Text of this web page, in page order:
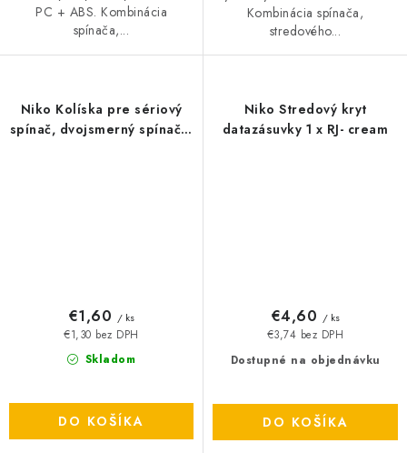
PC + ABS. Kombinácia
spínača,...
Kombinácia spínača,
stredového...
Niko Kolíska pre sériový
spínač, dvojsmerný spínač +
Skladom
€1,30 bez DPH
€1,60 / ks
DO KOŠÍKA
Niko Stredový kryt
datazásuvky 1 x RJ- cream
Dostupné na objednávku
€3,74 bez DPH
€4,60 / ks
DO KOŠÍKA